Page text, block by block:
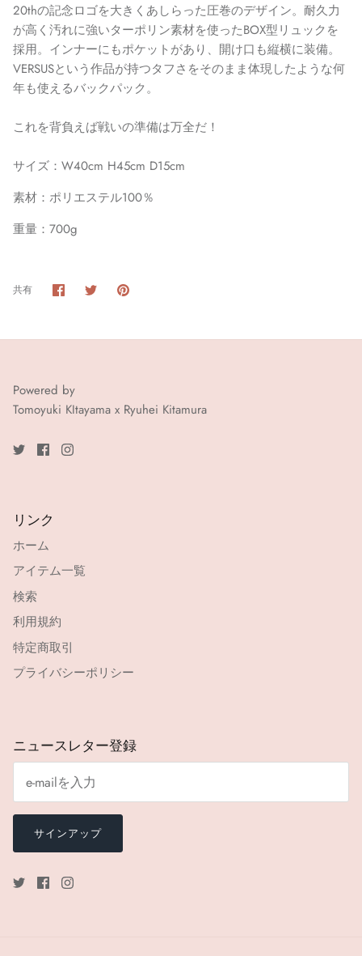
20thの記念ロゴを大きくあしらった圧巻のデザイン。耐久力
が高く汚れに強いターポリン素材を使ったBOX型リュックを
採用。インナーにもポケットがあり、開け口も縦横に装備。
VERSUSという作品が持つタフさをそのまま体現したような何
年も使えるバックパック。
これを背負えば戦いの準備は万全だ！
サイズ：W40cm H45cm D15cm
素材：ポリエステル100％
重量： 700g
共有 Facebook
へ
TwitterPin
Powered by
Tomoyuki KItayama x Ryuhei Kitamura
リンク
ホーム
アイテム一覧
検索
利用規約
特定商取引
プライバシーポリシー
ニュースレター登録
サインアップ